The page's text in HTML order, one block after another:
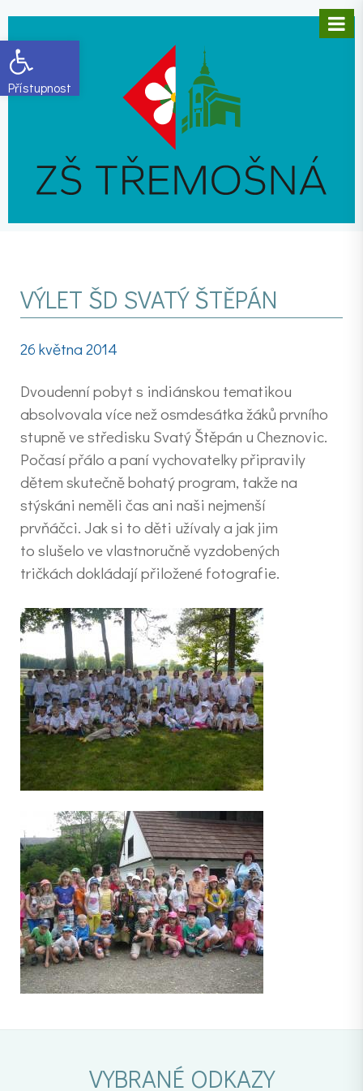
Open toolbar
VÝLET ŠD SVATÝ ŠTĚPÁN
26 května 2014
Dvoudenní pobyt s indiánskou tematikou
absolvovala více než osmdesátka žáků prvního
stupně ve středisku Svatý Štěpán u Cheznovic.
Počasí přálo a paní vychovatelky připravily
dětem skutečně bohatý program, takže na
stýskáni neměli čas ani naši nejmenší
prvňáčci. Jak si to děti užívaly a jak jim
to slušelo ve vlastnoručně vyzdobených
tričkách dokládají přiložené fotografie.
VYBRANÉ ODKAZY